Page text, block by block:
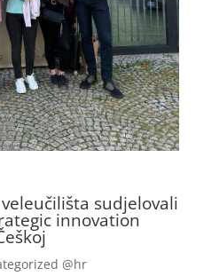
sudjelovali
innovation
@hr